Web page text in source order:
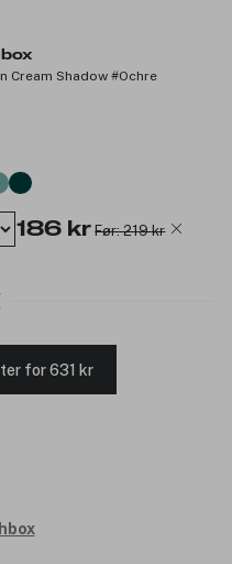
Cream Shadow #Ochre
186 kr Før: 219 kr
for 631 kr